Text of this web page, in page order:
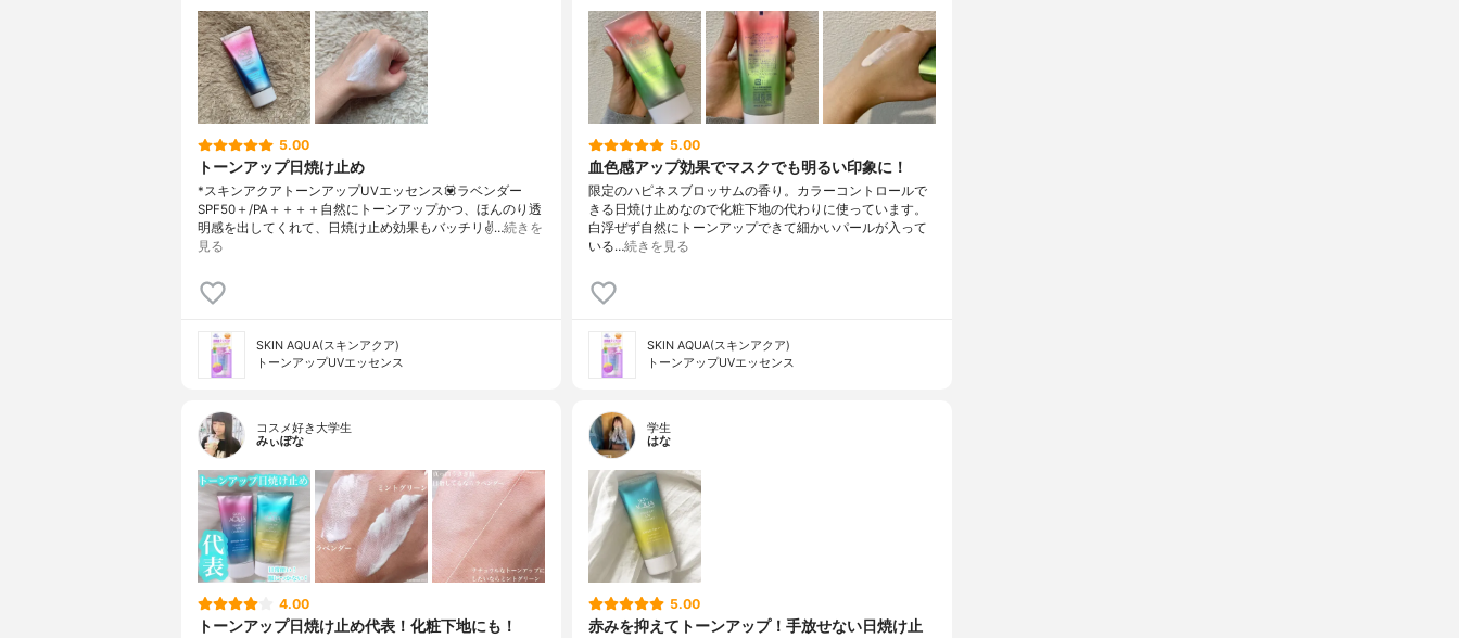
5.00
トーンアップ日焼け止め
*スキンアクアトーンアップUVエッセンス💟ラベンダー
SPF50＋/PA＋＋＋＋自然にトーンアップかつ、ほんのり透
明感を出してくれて、日焼け止め効果もバッチリ✌️…続きを
見る
SKIN AQUA(スキンアクア)
トーンアップUVエッセンス
5.00
血色感アップ効果でマスクでも明るい印象に！
限定のハピネスブロッサムの香り。カラーコントロールで
きる日焼け止めなので化粧下地の代わりに使っています。
白浮ぜず自然にトーンアップできて細かいパールが入って
いる…続きを見る
SKIN AQUA(スキンアクア)
トーンアップUVエッセンス
コスメ好き大学生
みぃぽな
4.00
トーンアップ日焼け止め代表！化粧下地にも！
学生
はな
5.00
赤みを抑えてトーンアップ！手放せない日焼け止